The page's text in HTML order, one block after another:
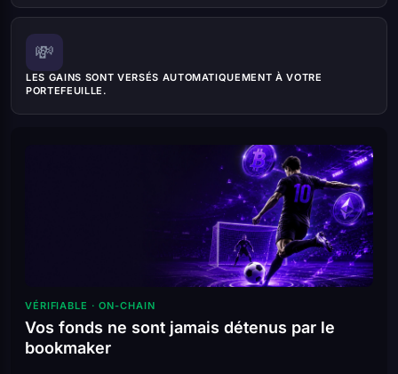
💸
LES GAINS SONT VERSÉS AUTOMATIQUEMENT À VOTRE
PORTEFEUILLE.
VÉRIFIABLE · ON-CHAIN
Vos fonds ne sont jamais détenus par le
bookmaker